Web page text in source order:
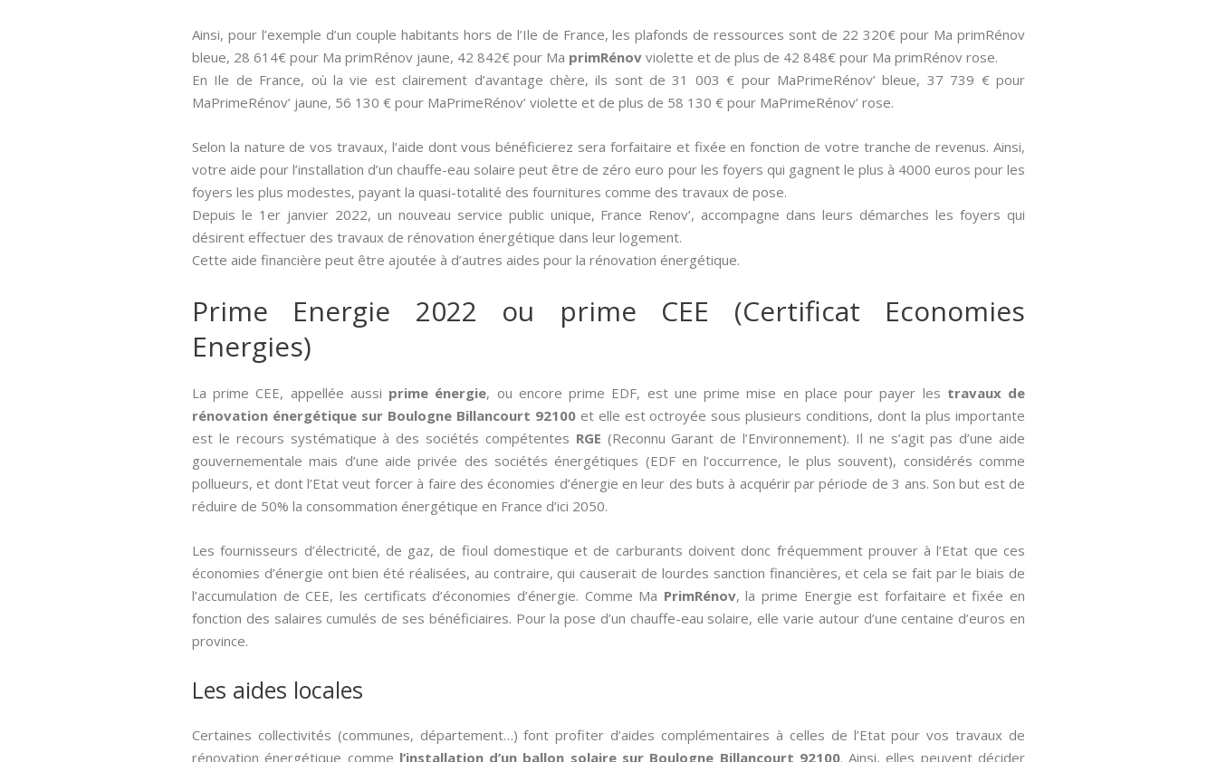
Ainsi, pour l’exemple d’un couple habitants hors de l’Ile de France, les plafonds de ressources sont de 22 320€ pour Ma primRénov
bleue, 28 614€ pour Ma primRénov jaune, 42 842€ pour Ma primRénov violette et de plus de 42 848€ pour Ma primRénov rose.
En Ile de France, où la vie est clairement d’avantage chère, ils sont de 31 003 € pour MaPrimeRénov’ bleue, 37 739 € pour
MaPrimeRénov’ jaune, 56 130 € pour MaPrimeRénov’ violette et de plus de 58 130 € pour MaPrimeRénov’ rose.
Selon la nature de vos travaux, l’aide dont vous bénéficierez sera forfaitaire et fixée en fonction de votre tranche de revenus. Ainsi,
votre aide pour l’installation d’un chauffe-eau solaire peut être de zéro euro pour les foyers qui gagnent le plus à 4000 euros pour les
foyers les plus modestes, payant la quasi-totalité des fournitures comme des travaux de pose.
Depuis le 1er janvier 2022, un nouveau service public unique, France Renov’, accompagne dans leurs démarches les foyers qui
désirent effectuer des travaux de rénovation énergétique dans leur logement.
Cette aide financière peut être ajoutée à d’autres aides pour la rénovation énergétique.
Prime Energie 2022 ou prime CEE (Certificat Economies
Energies)
La prime CEE, appellée aussi­ prime énergie, ou encore prime EDF, est une prime mise en place pour payer les travaux de
rénovation énergétique sur Boulogne Billancourt 92100et elle est octroyée sous plusieurs conditions, dont la plus importante
est le recours systématique à des sociétés compétentes RGE (Reconnu Garant de l’Environnement). Il ne s’agit pas d’une aide
gouvernementale mais d’une aide privée des sociétés énergétiques (EDF en l’occurrence, le plus souvent), considérés comme
pollueurs, et dont l’Etat veut forcer à faire des économies d’énergie en leur des buts à acquérir par période de 3 ans. Son but est de
réduire de 50% la consommation énergétique en France d’ici 2050.
Les fournisseurs d’électricité, de gaz, de fioul domestique et de carburants doivent donc fréquemment prouver à l’Etat que ces
économies d’énergie ont bien été réalisées, au contraire, qui causerait de lourdes sanction financières, et cela se fait par le biais de
l’accumulation de CEE, les certificats d’économies d’énergie. Comme Ma PrimRénov, la prime Energie est forfaitaire et fixée en
fonction des salaires cumulés de ses bénéficiaires. Pour la pose d’un chauffe-eau solaire, elle varie autour d’une centaine d’euros en
province.
Les aides locales
Certaines collectivités (communes, département…) font profiter d’aides complémentaires à celles de l’Etat pour vos travaux de
rénovation énergétique comme l’installation d’un ballon solaire sur Boulogne Billancourt 92100. Ainsi, elles peuvent décider